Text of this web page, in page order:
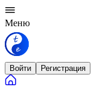
Меню
Войти Регистрация